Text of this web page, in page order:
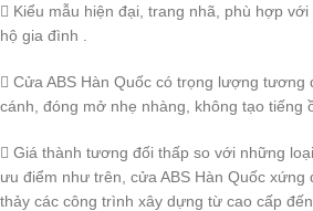
 Kiểu mẫu hiện đại, trang nhã, phù hợp
hộ gia đình .
 Cửa ABS Hàn Quốc có trọng lượng tương
cánh, đóng mở nhẹ nhàng, không tạo tiếng
 Giá thành tương đối thấp so với những
ưu điểm như trên, cửa ABS Hàn Quốc
thảy các công trình xây dựng từ cao cấp